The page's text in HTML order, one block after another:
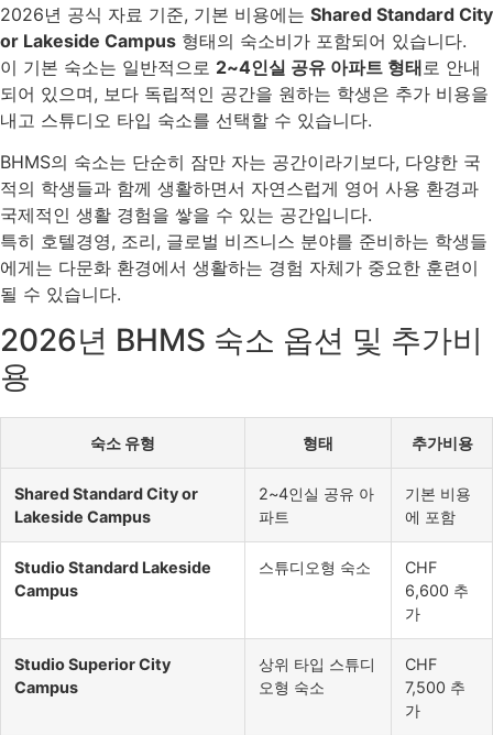
2026년 공식 자료 기준, 기본 비용에는 Shared Standard City
or Lakeside Campus 형태의 숙소비가 포함되어 있습니다.
이 기본 숙소는 일반적으로 2~4인실 공유 아파트 형태 로 안내
되어 있으며, 보다 독립적인 공간을 원하는 학생은 추가 비용을
내고 스튜디오 타입 숙소를 선택할 수 있습니다.
BHMS의 숙소는 단순히 잠만 자는 공간이라기보다, 다양한 국
적의 학생들과 함께 생활하면서 자연스럽게 영어 사용 환경과
국제적인 생활 경험을 쌓을 수 있는 공간입니다.
특히 호텔경영, 조리, 글로벌 비즈니스 분야를 준비하는 학생들
에게는 다문화 환경에서 생활하는 경험 자체가 중요한 훈련이
될 수 있습니다.
2026년 BHMS 숙소 옵션 및 추가비
용
숙소 유형 형태 추가비용
Shared Standard City or
Lakeside Campus
2~4인실 공유 아
파트
기본 비용
에 포함
Studio Standard Lakeside
Campus
스튜디오형 숙소
CHF
6,600 추
가
Studio Superior City
Campus
상위 타입 스튜디
오형 숙소
CHF
7,500 추
가